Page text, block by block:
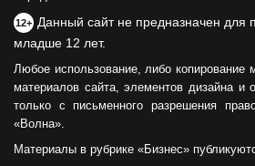
12+ Данный сайт не предназначен для
младше 12 лет.
Любое использование, либо копирование
материалов сайта, элементов дизайна и
только с письменного разрешения
«Волна».
Материалы в рубрике «Бизнес»